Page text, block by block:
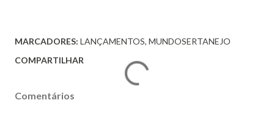
MARCADORES: LANÇAMENTOS MUNDOSERTANEJO
COMPARTILHAR
Comentários